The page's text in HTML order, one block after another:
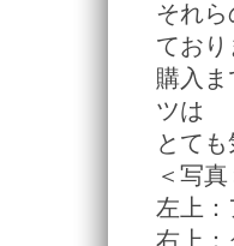
それ
ており
購入
ツは
とて
＜写真
左上
右上：